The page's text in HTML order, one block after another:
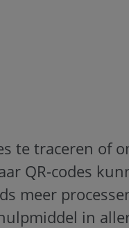
te traceren of
QR-codes
meer
in